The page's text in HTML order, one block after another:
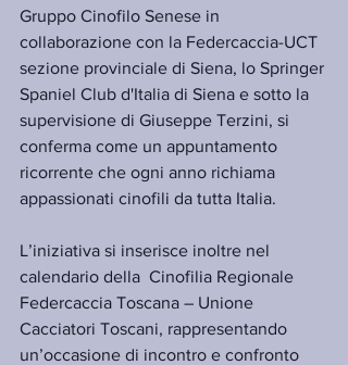
Gruppo Cinofilo Senese in
collaborazione con la Federcaccia-UCT
sezione provinciale di Siena, lo Springer
Spaniel Club d'Italia di Siena e sotto la
supervisione di Giuseppe Terzini, si
conferma come un appuntamento
ricorrente che ogni anno richiama
appassionati cinofili da tutta Italia.
L’iniziativa si inserisce inoltre nel
calendario della  Cinofilia Regionale
Federcaccia Toscana – Unione
Cacciatori Toscani, rappresentando
un’occasione di incontro e confronto